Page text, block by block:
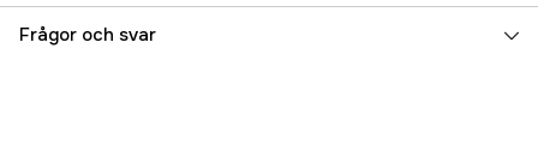
Referensnummer 5000024697
Frågor och svar